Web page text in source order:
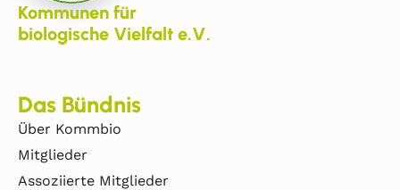
Kommunen für
biologische Vielfalt e.V.
Das Bündnis
Über Kommbio
Mitglieder
Assoziierte Mitglieder